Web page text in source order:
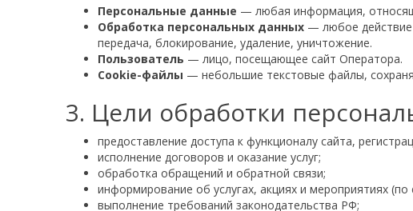
Персональные данные — любая информация,
Обработка персональных данных — любое действие
передача, блокирование, удаление, уничтожение.
Пользователь — лицо, посещающее сайт Оператора.
Cookie-файлы — небольшие текстовые файлы,
3. Цели обработки
предоставление доступа к функционалу сайта,
исполнение договоров и оказание услуг;
обработка обращений и обратной связи;
информирование об услугах, акциях и мероприятиях (по
выполнение требований законодательства РФ;